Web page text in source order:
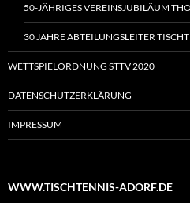
50-JÄHRIGES VEREINSJUBILÄUM
30 JAHRE ABTEILUNGSLEITER
WETTSPIELORDNUNG STTV 2020
DATENSCHUTZERKLÄRUNG
IMPRESSUM
WWW.TISCHTENNIS-ADORF.DE